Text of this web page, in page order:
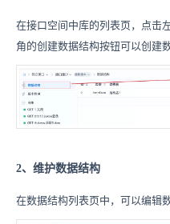
在接口空间中库的列表页，点击
角的创建数据结构按钮可以创建
2、维护数据结构
在数据结构列表页中，可以编辑